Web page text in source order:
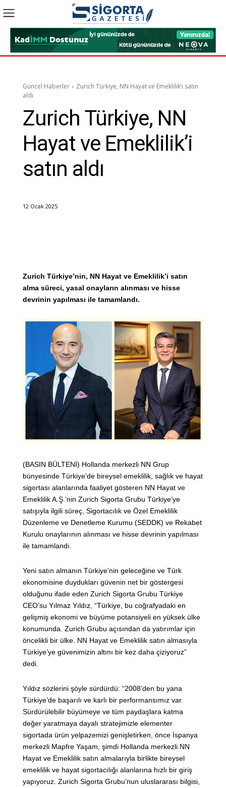
Güncel Haberler
Zurich Türkiye, NN Hayat ve Emeklilik’i satın
aldı
Zurich Türkiye, NN
Hayat ve Emeklilik’i
satın aldı
12 Ocak 2025
Zurich Türkiye’nin, NN Hayat ve Emeklilik’i satın
alma süreci, yasal onayların alınması ve hisse
devrinin yapılması ile tamamlandı.
(BASIN BÜLTENİ) Hollanda merkezli NN Grup
bünyesinde Türkiye’de bireysel emeklilik, sağlık ve hayat
sigortası alanlarında faaliyet gösteren NN Hayat ve
Emeklilik A.Ş.’nin Zurich Sigorta Grubu Türkiye’ye
satışıyla ilgili süreç, Sigortacılık ve Özel Emeklilik
Düzenleme ve Denetleme Kurumu (SEDDK) ve Rekabet
Kurulu onaylarının alınması ve hisse devrinin yapılması
ile tamamlandı.
Yeni satın almanın Türkiye’nin geleceğine ve Türk
ekonomisine duydukları güvenin net bir göstergesi
olduğunu ifade eden Zurich Sigorta Grubu Türkiye
CEO’su Yılmaz Yıldız, “Türkiye, bu coğrafyadaki en
gelişmiş ekonomi ve büyüme potansiyeli en yüksek ülke
konumunda. Zurich Grubu açısından da yatırımlar için
öncelikli bir ülke. NN Hayat ve Emeklilik satın almasıyla
Türkiye’ye güvenimizin altını bir kez daha çiziyoruz”
dedi.
Yıldız sözlerini şöyle sürdürdü: “2008’den bu yana
Türkiye’de başarılı ve karlı bir performansımız var.
Sürdürülebilir büyümeye ve tüm paydaşlara katma
değer yaratmaya dayalı stratejimizle elementer
sigortada ürün yelpazemizi genişletirken, önce İspanya
merkezli Mapfre Yaşam, şimdi Hollanda merkezli NN
Hayat ve Emeklilik satın almalarıyla birlikte bireysel
emeklilik ve hayat sigortacılığı alanlarına hızlı bir giriş
yapıyoruz. Zurich Sigorta Grubu’nun uluslararası bilgisi,